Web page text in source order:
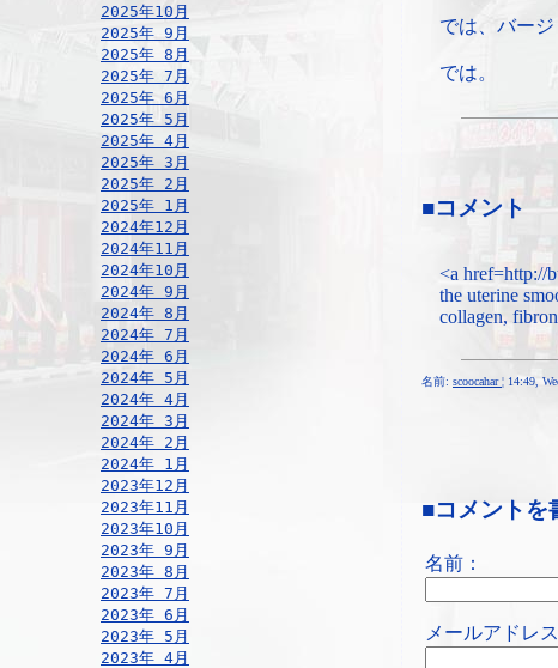
2025年10月
2025年 9月
2025年 8月
2025年 7月
2025年 6月
2025年 5月
2025年 4月
2025年 3月
2025年 2月
2025年 1月
2024年12月
2024年11月
2024年10月
2024年 9月
2024年 8月
2024年 7月
2024年 6月
2024年 5月
2024年 4月
2024年 3月
2024年 2月
2024年 1月
2023年12月
2023年11月
2023年10月
2023年 9月
2023年 8月
2023年 7月
2023年 6月
2023年 5月
2023年 4月
では、バー
では。
■コメント
<a href=http://
the uterine
collagen,
名前: scoocahar¦ 14:49,
■コメントを
名前：
メールアドレ